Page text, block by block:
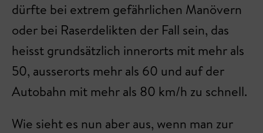
dürfte bei extrem gefährlichen Manövern
oder bei Raserdelikten der Fall sein, das
heisst grundsätzlich innerorts mit mehr als
50, ausserorts mehr als 60 und auf der
Autobahn mit mehr als 80 km/h zu schnell.
Wie sieht es nun aber aus, wenn man zur